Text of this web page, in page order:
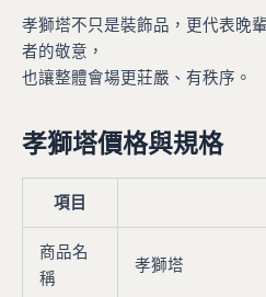
孝獅塔不只是裝飾品，更代表晚
者的敬意，
也讓整體會場更莊嚴、有秩序。
孝獅塔價格與規格
項目
商品名
稱
孝獅塔